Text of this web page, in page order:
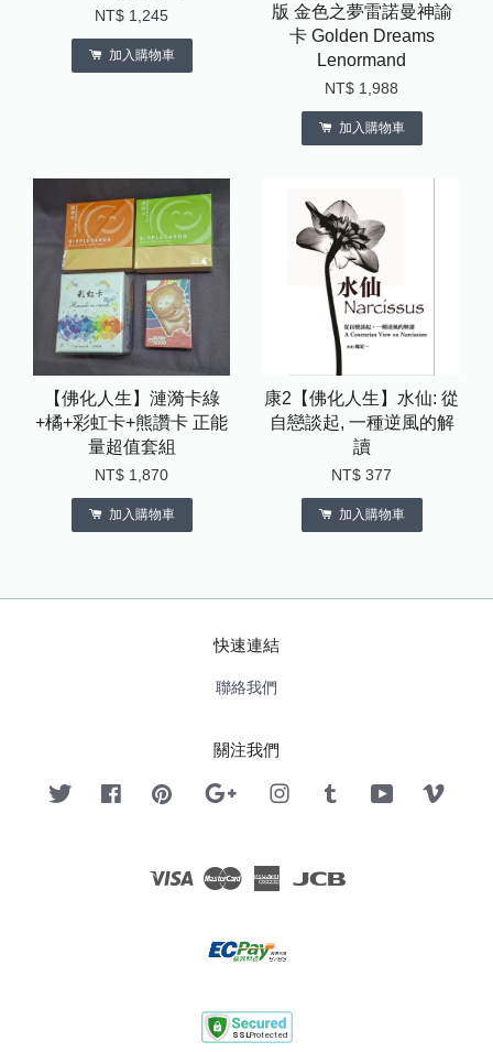
NT$ 1,245
加入購物車
版 金色之夢雷諾曼神諭
卡 Golden Dreams
Lenormand
NT$ 1,988
加入購物車
【佛化人生】漣漪卡綠
+橘+彩虹卡+熊讚卡 正能
量超值套組
NT$ 1,870
加入購物車
康2【佛化人生】水仙: 從
自戀談起, 一種逆風的解
讀
NT$ 377
加入購物車
快速連結
聯絡我們
關注我們
Twitter FacebookPinterest Google InstagramTumblr YouTube
Visa Master American